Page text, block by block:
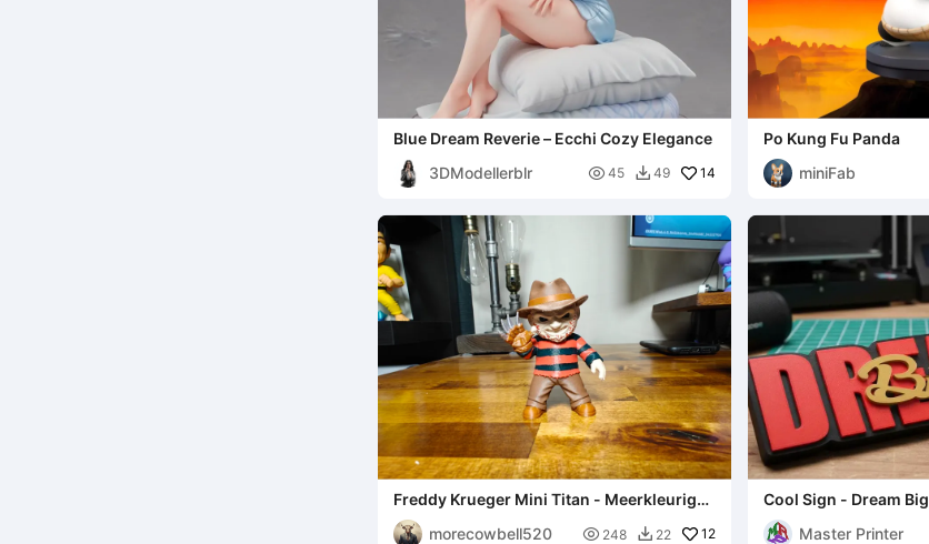
Blue Dream Reverie – Ecchi Cozy Elegance
3DModellerblr
 45  49 14
Po Kung Fu Panda
miniFab
Freddy Krueger Mini Titan - Meerkleurige
Figuur
morecowbell520
 248  22 12
Cool Sign - Dream Big
Master Printer